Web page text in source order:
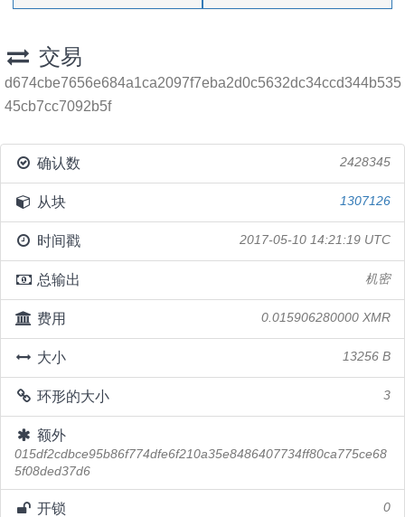
交易
d674cbe7656e684a1ca2097f7eba2d0c5632dc34ccd344b535
45cb7cc7092b5f
确认数 2428345
从块 1307126
时间戳 2017-05-10 14:21:19 UTC
总输出 机密
费用 0.015906280000 XMR
大小 13256 B
环形的大小 3
额外
015df2cdbce95b86f774dfe6f210a35e8486407734ff80ca775ce68
5f08ded37d6
开锁 0